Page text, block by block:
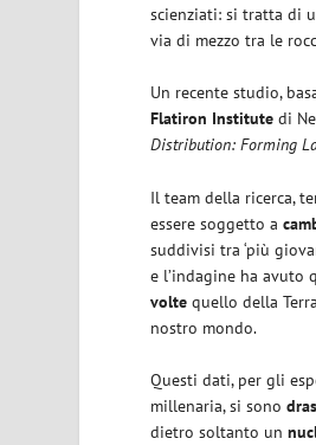
scienziati: si tratta di
via di mezzo tra le
Un recente studio,
Flatiron Institute di
Distribution: Forming
Il team della ricerca,
essere soggetto a
suddivisi tra ‘più
e l’indagine ha avuto
volte quello della
nostro mondo.
Questi dati, per gli
millenaria, si sono
dietro soltanto un